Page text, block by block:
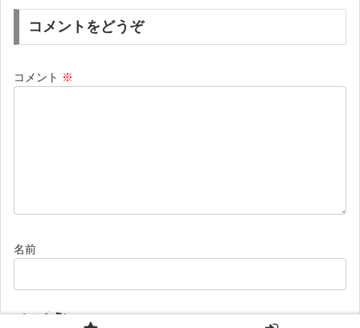
コメントをどうぞ
コメント ※
名前